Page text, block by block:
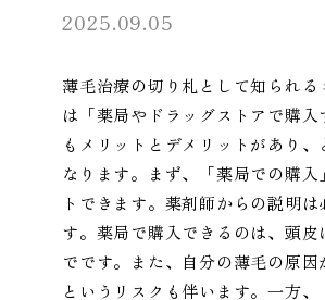
2025.09.05
薄毛治療の切り札として知られ
は「薬局やドラッグストアで購
もメリットとデメリットがあり
なります。まず、「薬局での購
トできます。薬剤師からの説明
す。薬局で購入できるのは、頭
でです。また、自分の薄毛の原
というリスクも伴います。一方